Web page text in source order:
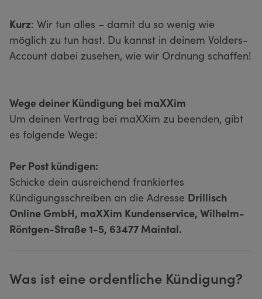
Kurz: Wir tun alles – damit du so wenig wie
möglich zu tun hast. Du kannst in deinem Volders-
Account dabei zusehen, wie wir Ordnung schaffen!
Wege deiner Kündigung bei maXXim
Um deinen Vertrag bei maXXim zu beenden, gibt
es folgende Wege:
Per Post kündigen:
Schicke dein ausreichend frankiertes
Kündigungsschreiben an die Adresse Drillisch
Online GmbH, maXXim Kundenservice, Wilhelm-
Röntgen-Straße 1-5, 63477 Maintal.
Was ist eine ordentliche Kündigung?